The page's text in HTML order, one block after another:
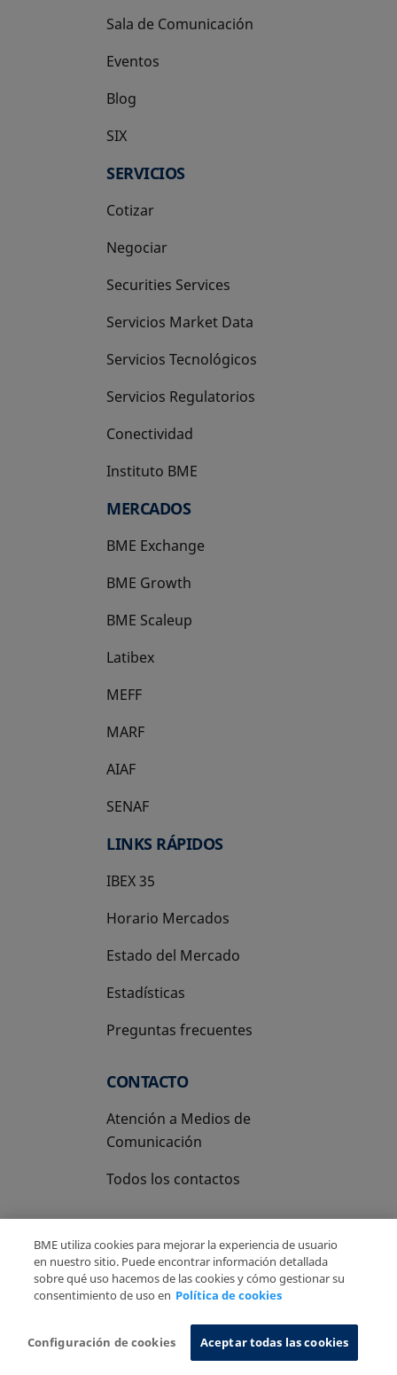
Sala de Comunicación
Eventos
Blog
SIX
se abre en una pestaña nueva
SERVICIOS
Cotizar
Negociar
Securities Services
Servicios Market Data
Servicios Tecnológicos
Servicios Regulatorios
Conectividad
Instituto BME
se abre en una pestaña nueva
MERCADOS
BME Exchange
BME Growth
se abre en una pestaña nueva
BME Scaleup
se abre en una pestaña nueva
Latibex
se abre en una pestaña nueva
MEFF
se abre en una pestaña nueva
MARF
AIAF
SENAF
LINKS RÁPIDOS
IBEX 35
Horario Mercados
Estado del Mercado
Estadísticas
Preguntas frecuentes
CONTACTO
Atención a Medios de
Comunicación
Todos los contactos
Copyright Ⓒ BME 2026
Aviso Legal
Sistema de Información
BME utiliza cookies para mejorar la experiencia de usuario
en nuestro sitio. Puede encontrar información detallada
sobre qué uso hacemos de las cookies y cómo gestionar su
consentimiento de uso en Política de cookies
Configuración de cookies Aceptar todas las cookies